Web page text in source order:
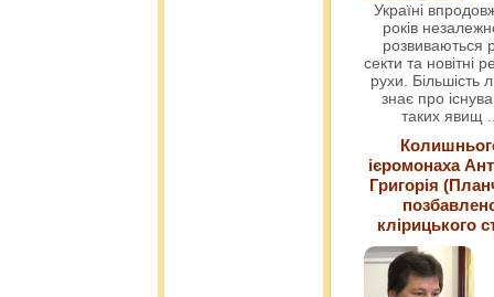
Україні
років
розвиваються
секти та новітні
рухи. Більшість
знає про
таких явищ
ієромонаха
Григорія
клірицького